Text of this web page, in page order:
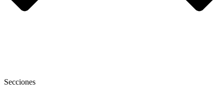
Secciones